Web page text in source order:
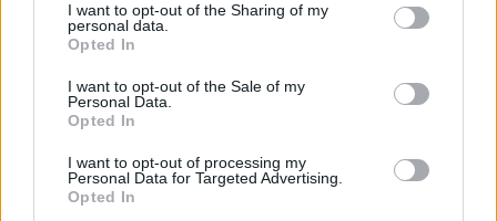
I want to opt-out of the Sharing of my
personal data.
Opted In
I want to opt-out of the Sale of my
Personal Data.
Opted In
I want to opt-out of processing my
Personal Data for Targeted Advertising.
Opted In
Uutiset Viihdeuutiset
2.6.2020, 16:00
Valkopäämerikotka nappasi